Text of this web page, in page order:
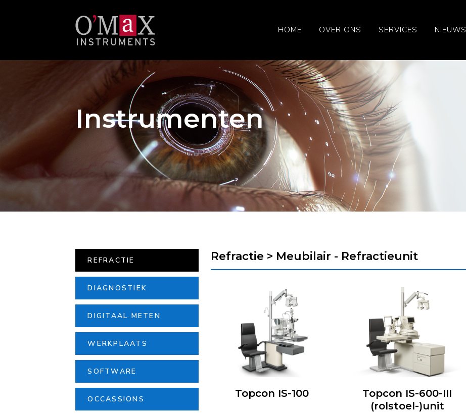
HOME OVER ONS SERVICES NIEUWS
Instrumenten
REFRACTIE
DIAGNOSTIEK
DIGITAAL METEN
WERKPLAATS
SOFTWARE
OCCASSIONS
Refractie > Meubilair - Refractieunit
Topcon IS-100
Topcon IS-600-III
(rolstoel-)unit